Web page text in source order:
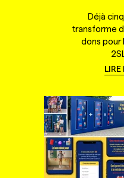
Déjà
transforme
dons pour
LIRE